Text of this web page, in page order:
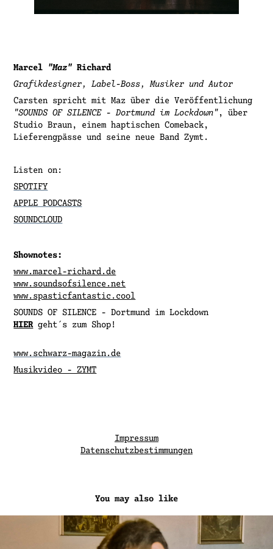
Marcel "Maz" Richard
Grafikdesigner, Label-Boss, Musiker und Autor
Carsten spricht mit Maz über die Veröffentlichung
"SOUNDS OF SILENCE - Dortmund im Lockdown", über
Studio Braun, einem haptischen Comeback,
Lieferengpässe und seine neue Band Zymt.
Listen on:
SPOTIFY
APPLE PODCASTS
SOUNDCLOUD
Shownotes:
www.marcel-richard.de
www.soundsofsilence.net
www.spasticfantastic.cool
SOUNDS OF SILENCE - Dortmund im Lockdown
HIER geht´s zum Shop!
www.schwarz-magazin.de
Musikvideo - ZYMT
Impressum
Datenschutzbestimmungen
You may also like